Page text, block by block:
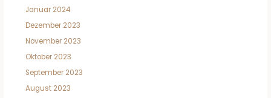
Januar 2024
Dezember 2023
November 2023
Oktober 2023
September 2023
August 2023